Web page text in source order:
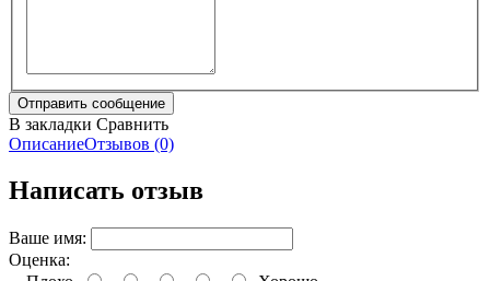
В закладки Сравнить
ОписаниеОтзывов (0)
Написать отзыв
Ваше имя:
Оценка: